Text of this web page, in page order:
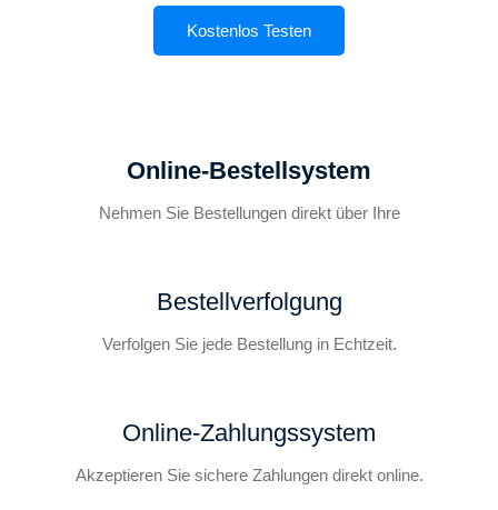
Kostenlos Testen
Online-Bestellsystem
Nehmen Sie Bestellungen direkt über Ihre
Bestellverfolgung
Verfolgen Sie jede Bestellung in Echtzeit.
Online-Zahlungssystem
Akzeptieren Sie sichere Zahlungen direkt online.